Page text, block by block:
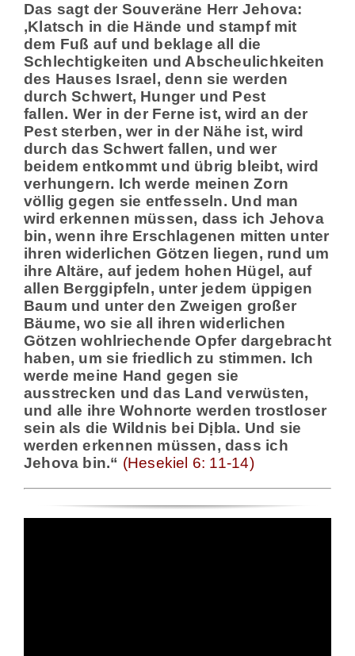
Das sagt der Souveräne Herr Jehova:
‚Klatsch in die Hände und stampf mit
dem Fuß auf und beklage all die
Schlechtigkeiten und Abscheulichkeiten
des Hauses Israel, denn sie werden
durch Schwert, Hunger und Pest
fallen. Wer in der Ferne ist, wird an der
Pest sterben, wer in der Nähe ist, wird
durch das Schwert fallen, und wer
beidem entkommt und übrig bleibt, wird
verhungern. Ich werde meinen Zorn
völlig gegen sie entfesseln. Und man
wird erkennen müssen, dass ich Jehova
bin, wenn ihre Erschlagenen mitten unter
ihren widerlichen Götzen liegen, rund um
ihre Altäre, auf jedem hohen Hügel, auf
allen Berggipfeln, unter jedem üppigen
Baum und unter den Zweigen großer
Bäume, wo sie all ihren widerlichen
Götzen wohlriechende Opfer dargebracht
haben, um sie friedlich zu stimmen. Ich
werde meine Hand gegen sie
ausstrecken und das Land verwüsten,
und alle ihre Wohnorte werden trostloser
sein als die Wildnis bei Dịbla. Und sie
werden erkennen müssen, dass ich
Jehova bin.“ (Hesekiel 6: 11-14)